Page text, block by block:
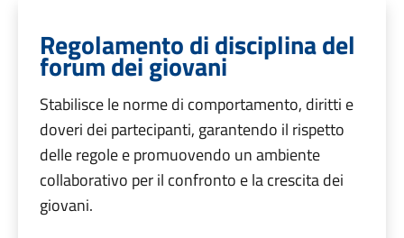
Regolamento di disciplina del
forum dei giovani
Stabilisce le norme di comportamento, diritti e
doveri dei partecipanti, garantendo il rispetto
delle regole e promuovendo un ambiente
collaborativo per il confronto e la crescita dei
giovani.